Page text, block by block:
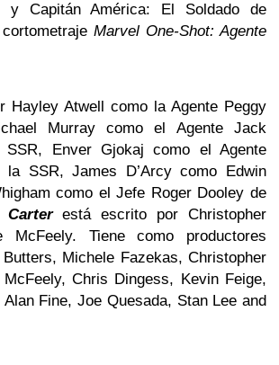
y Capitán América: El Soldado de
Marvel One-Shot: Agente
Hayley Atwell como la Agente Peggy
Murray como el Agente Jack
SSR, Enver Gjokaj como el Agente
la SSR, James D’Arcy como Edwin
como el Jefe Roger Dooley de
Carterestá escrito por Christopher
Tiene como productores
Michele Fazekas, Christopher
Chris Dingess, Kevin Feige,
Alan Fine, Joe Quesada, Stan Lee and